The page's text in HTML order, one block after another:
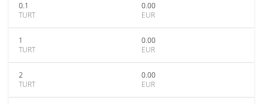
0.1
TURT
0.00
EUR
1
TURT
0.00
EUR
2
TURT
0.00
EUR